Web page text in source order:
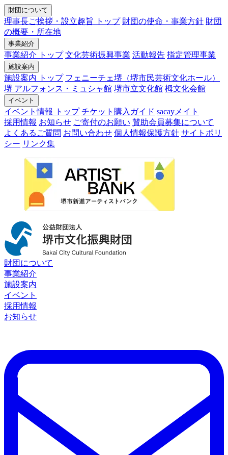
財団について
理事長ご挨拶・設立趣旨 トップ 財団の使命・事業方針 財団
の概要・所在地
事業紹介
事業紹介 トップ 文化芸術振興事業 活動報告 指定管理事業
施設案内
施設案内 トップ フェニーチェ堺（堺市民芸術文化ホール）
堺 アルフォンス・ミュシャ館 堺市立文化館 栂文化会館
イベント
イベント情報 トップ チケット購入ガイド sacayメイト
採用情報 お知らせ ご寄付のお願い 賛助会員募集について
よくあるご質問 お問い合わせ 個人情報保護方針 サイトポリ
シー リンク集
財団について
事業紹介
施設案内
イベント
採用情報
お知らせ